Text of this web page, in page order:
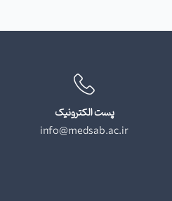
پست الکترونیک
info@medsab.ac.ir